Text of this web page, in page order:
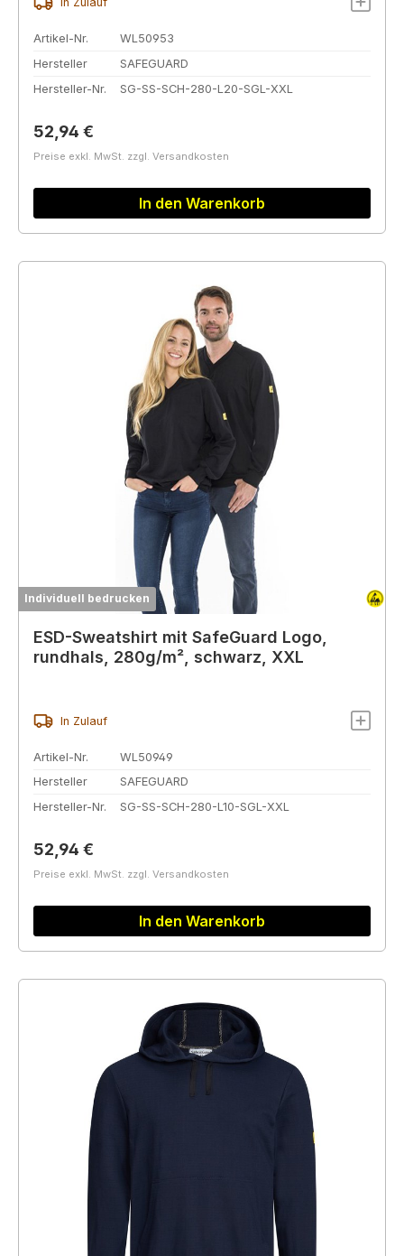
Artikel-Nr.
WL50953
Hersteller
SAFEGUARD
Hersteller-Nr.
SG-SS-SCH-280-L20-SGL-XXL
Regulärer Preis:
52,94 €
Preise exkl. MwSt. zzgl. Versandkosten
In den Warenkorb
Individuell bedrucken
ESD-Sweatshirt mit SafeGuard Logo,
rundhals, 280g/m², schwarz, XXL
In Zulauf
Artikel-Nr.
WL50949
Hersteller
SAFEGUARD
Hersteller-Nr.
SG-SS-SCH-280-L10-SGL-XXL
Regulärer Preis:
52,94 €
Preise exkl. MwSt. zzgl. Versandkosten
In den Warenkorb